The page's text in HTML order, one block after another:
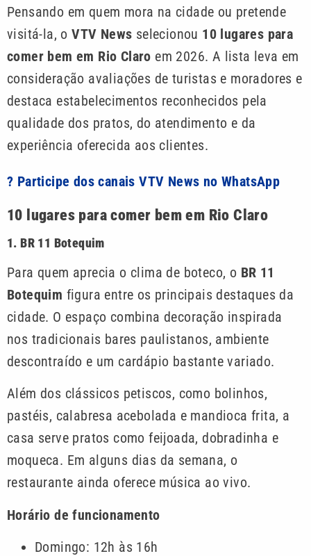
Pensando em quem mora na cidade ou pretende
visitá-la, oVTV News selecionou 10 lugares para
comer bem em Rio Claro em 2026. A lista leva em
consideração avaliações de turistas e moradores e
destaca estabelecimentos reconhecidos pela
qualidade dos pratos, do atendimento e da
experiência oferecida aos clientes.
? Participe dos canais VTV News no WhatsApp
10 lugares para comer bem em Rio Claro
1. BR 11 Botequim
Para quem aprecia o clima de boteco, o BR 11
Botequim figura entre os principais destaques da
cidade. O espaço combina decoração inspirada
nos tradicionais bares paulistanos, ambiente
descontraído e um cardápio bastante variado.
Além dos clássicos petiscos, como bolinhos,
pastéis, calabresa acebolada e mandioca frita, a
casa serve pratos como feijoada, dobradinha e
moqueca. Em alguns dias da semana, o
restaurante ainda oferece música ao vivo.
Horário de funcionamento
Domingo: 12h às 16h